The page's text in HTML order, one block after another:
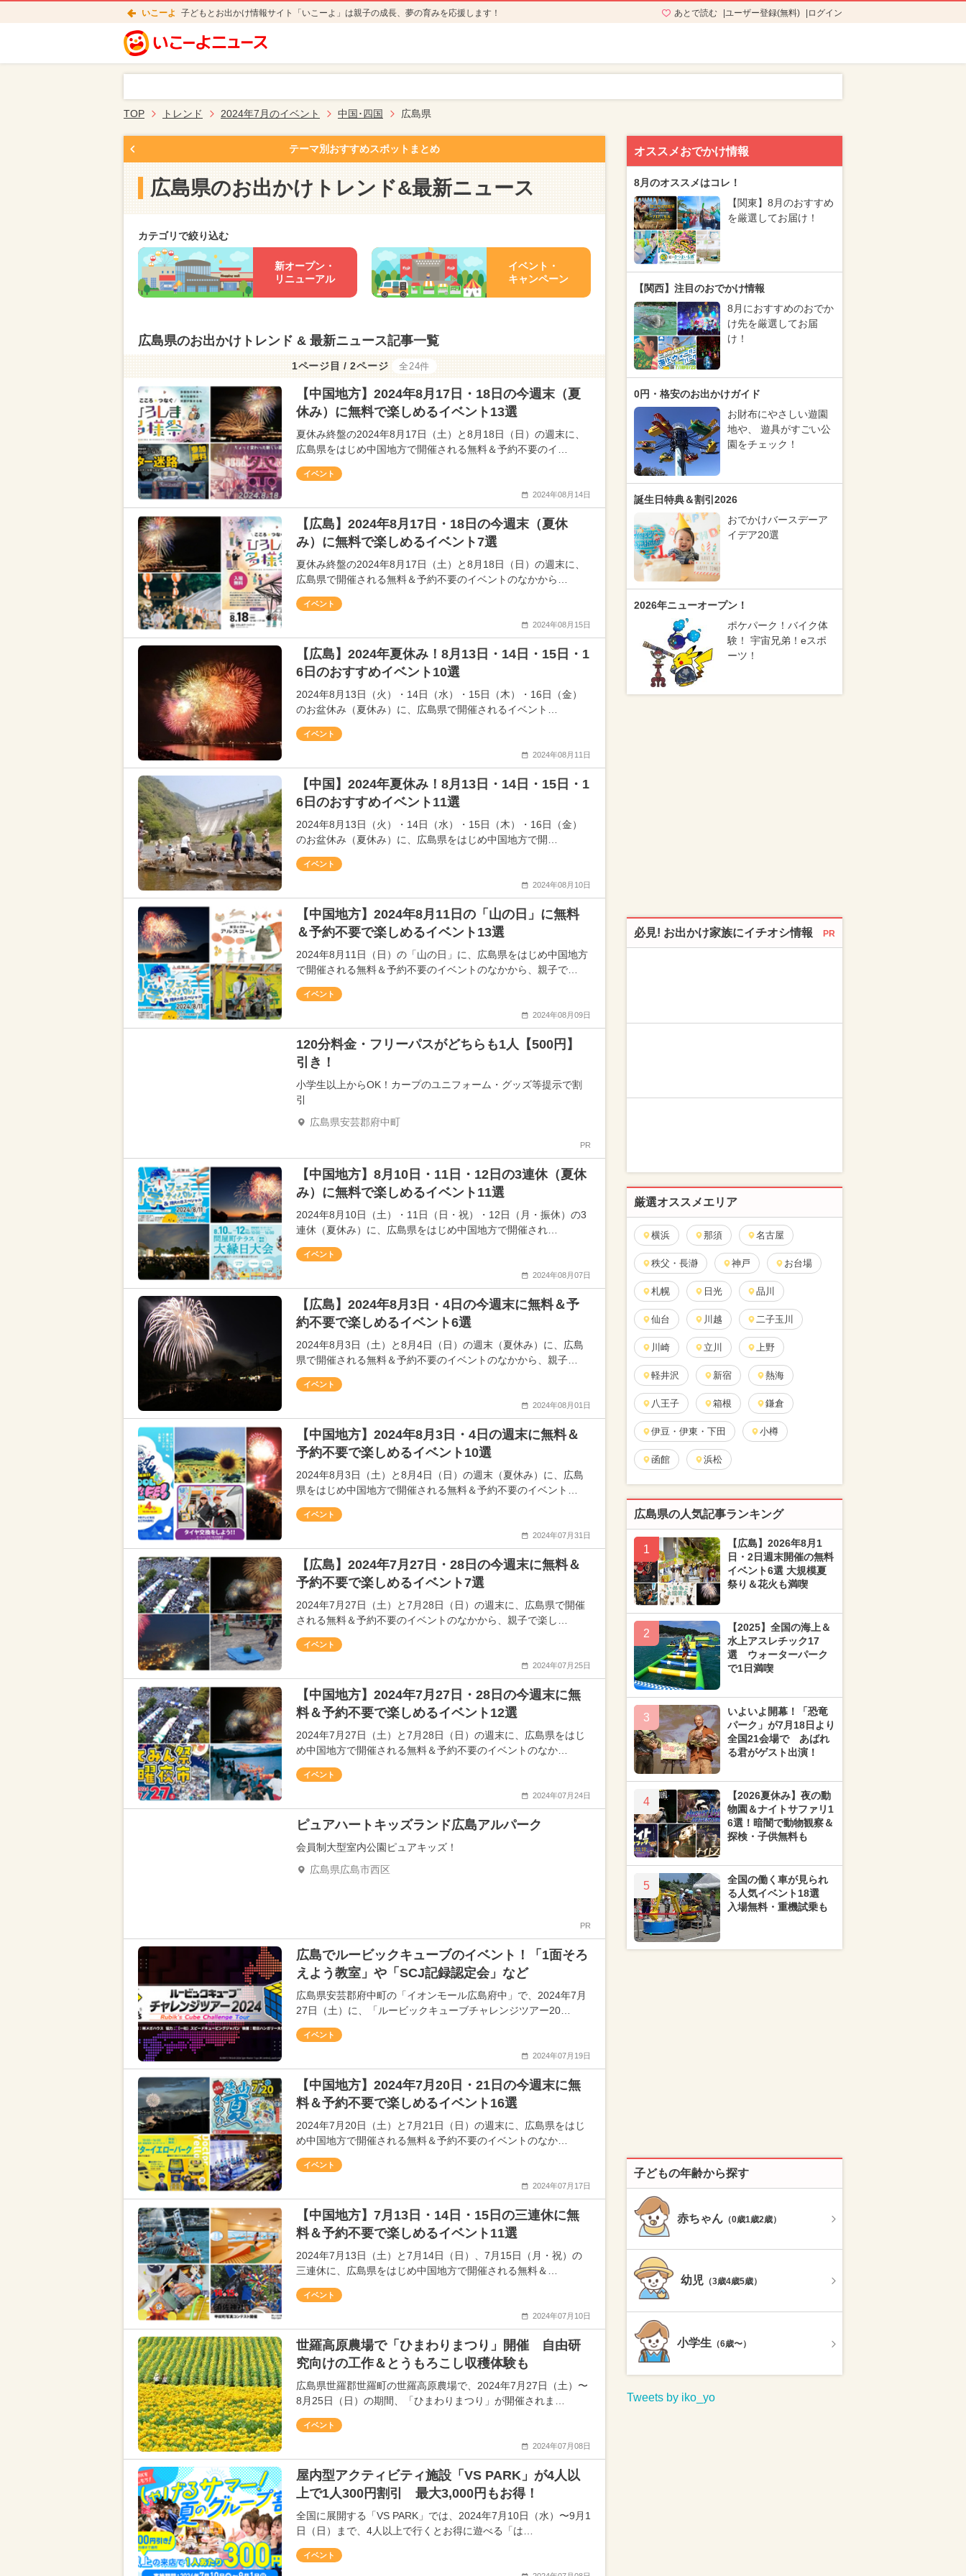
いこーよ 子どもとお出かけ情報サイト「いこーよ」は親子の成長、夢の育みを応援します！ あとで読む ユーザー登録(無料) ログイン
TOP トレンド 2024年7月のイベント 中国･四国 広島県
テーマ別おすすめスポットまとめ
広島県のお出かけトレンド&最新ニュース
カテゴリで絞り込む
新オープン・
リニューアル
イベント・
キャンペーン
広島県のお出かけトレンド & 最新ニュース記事一覧
1ページ目 / 2ページ 全24件
【中国地方】2024年8月17日・18日の今週末（夏
休み）に無料で楽しめるイベント13選
夏休み終盤の2024年8月17日（土）と8月18日（日）の週末に、
広島県をはじめ中国地方で開催される無料＆予約不要のイ…
イベント
2024年08月14日
【広島】2024年8月17日・18日の今週末（夏休
み）に無料で楽しめるイベント7選
夏休み終盤の2024年8月17日（土）と8月18日（日）の週末に、
広島県で開催される無料＆予約不要のイベントのなかから…
イベント
2024年08月15日
【広島】2024年夏休み！8月13日・14日・15日・1
6日のおすすめイベント10選
2024年8月13日（火）・14日（水）・15日（木）・16日（金）
のお盆休み（夏休み）に、広島県で開催されるイベント…
イベント
2024年08月11日
【中国】2024年夏休み！8月13日・14日・15日・1
6日のおすすめイベント11選
2024年8月13日（火）・14日（水）・15日（木）・16日（金）
のお盆休み（夏休み）に、広島県をはじめ中国地方で開…
イベント
2024年08月10日
【中国地方】2024年8月11日の「山の日」に無料
＆予約不要で楽しめるイベント13選
2024年8月11日（日）の「山の日」に、広島県をはじめ中国地方
で開催される無料＆予約不要のイベントのなかから、親子で…
イベント
2024年08月09日
120分料金・フリーパスがどちらも1人【500円】
引き！
小学生以上からOK！カープのユニフォーム・グッズ等提示で割
引
広島県安芸郡府中町
PR
【中国地方】8月10日・11日・12日の3連休（夏休
み）に無料で楽しめるイベント11選
2024年8月10日（土）・11日（日・祝）・12日（月・振休）の3
連休（夏休み）に、広島県をはじめ中国地方で開催され…
イベント
2024年08月07日
【広島】2024年8月3日・4日の今週末に無料＆予
約不要で楽しめるイベント6選
2024年8月3日（土）と8月4日（日）の週末（夏休み）に、広島
県で開催される無料＆予約不要のイベントのなかから、親子…
イベント
2024年08月01日
【中国地方】2024年8月3日・4日の週末に無料＆
予約不要で楽しめるイベント10選
2024年8月3日（土）と8月4日（日）の週末（夏休み）に、広島
県をはじめ中国地方で開催される無料＆予約不要のイベント…
イベント
2024年07月31日
【広島】2024年7月27日・28日の今週末に無料＆
予約不要で楽しめるイベント7選
2024年7月27日（土）と7月28日（日）の週末に、広島県で開催
される無料＆予約不要のイベントのなかから、親子で楽し…
イベント
2024年07月25日
【中国地方】2024年7月27日・28日の今週末に無
料＆予約不要で楽しめるイベント12選
2024年7月27日（土）と7月28日（日）の週末に、広島県をはじ
め中国地方で開催される無料＆予約不要のイベントのなか…
イベント
2024年07月24日
ピュアハートキッズランド広島アルパーク
会員制大型室内公園ピュアキッズ！
広島県広島市西区
PR
広島でルービックキューブのイベント！「1面そろ
えよう教室」や「SCJ記録認定会」など
広島県安芸郡府中町の「イオンモール広島府中」で、2024年7月
27日（土）に、「ルービックキューブチャレンジツアー20…
イベント
2024年07月19日
【中国地方】2024年7月20日・21日の今週末に無
料＆予約不要で楽しめるイベント16選
2024年7月20日（土）と7月21日（日）の週末に、広島県をはじ
め中国地方で開催される無料＆予約不要のイベントのなか…
イベント
2024年07月17日
【中国地方】7月13日・14日・15日の三連休に無
料＆予約不要で楽しめるイベント11選
2024年7月13日（土）と7月14日（日）、7月15日（月・祝）の
三連休に、広島県をはじめ中国地方で開催される無料＆…
イベント
2024年07月10日
世羅高原農場で「ひまわりまつり」開催 自由研
究向けの工作＆とうもろこし収穫体験も
広島県世羅郡世羅町の世羅高原農場で、2024年7月27日（土）〜
8月25日（日）の期間、「ひまわりまつり」が開催されま…
イベント
2024年07月08日
屋内型アクティビティ施設「VS PARK」が4人以
上で1人300円割引 最大3,000円もお得！
全国に展開する「VS PARK」では、2024年7月10日（水）〜9月1
日（日）まで、4人以上で行くとお得に遊べる「は…
イベント
オススメおでかけ情報
8月のオススメはコレ！
【関東】8月のおすすめ
を厳選してお届け！
【関西】注目のおでかけ情報
8月におすすめのおでか
け先を厳選してお届
け！
0円・格安のお出かけガイド
お財布にやさしい遊園
地や、 遊具がすごい公
園をチェック！
誕生日特典＆割引2026
おでかけバースデーア
イデア20選
2026年ニューオープン！
ポケパーク！バイク体
験！ 宇宙兄弟！eスポ
ーツ！
必見! お出かけ家族にイチオシ情報 PR
厳選オススメエリア
横浜 那須 名古屋
秩父・長瀞 神戸 お台場
札幌 日光 品川
仙台 川越 二子玉川
川崎 立川 上野
軽井沢 新宿 熱海
八王子 箱根 鎌倉
伊豆・伊東・下田 小樽
函館 浜松
広島県の人気記事ランキング
1
【広島】2026年8月1
日・2日週末開催の無料
イベント6選 大規模夏
祭り＆花火も満喫
2
【2025】全国の海上＆
水上アスレチック17
選 ウォーターパーク
で1日満喫
3
いよいよ開幕！「恐竜
パーク」が7月18日より
全国21会場で あばれ
る君がゲスト出演！
4
【2026夏休み】夜の動
物園＆ナイトサファリ1
6選！暗闇で動物観察＆
探検・子供無料も
5
全国の働く車が見られ
る人気イベント18選
入場無料・重機試乗も
子どもの年齢から探す
赤ちゃん （0歳1歳2歳）
幼児 （3歳4歳5歳）
小学生 （6歳〜）
Tweets by iko_yo